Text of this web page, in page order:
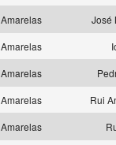
Amarelas
José
Amarelas
Amarelas
Amarelas
Rui
Amarelas